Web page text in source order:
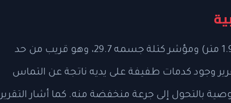
يبلغ طول ترامب 6 أقدام و3 إنشات (1.9 متر) ومؤشر كتلة جسمه 29.7، وهو قريب من حد
30. كما وثق التقرير وجود كدمات طفيفة على يديه ناتجة عن التماس
بالتحول إلى جرعة منخفضة منه. كما أشار التقرير